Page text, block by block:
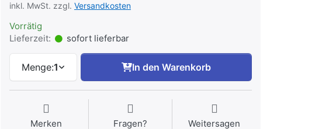
inkl. MwSt. zzgl. Versandkosten
Vorrätig
Lieferzeit:
sofort lieferbar
Menge:1 In den Warenkorb
Merken Fragen? Weitersagen